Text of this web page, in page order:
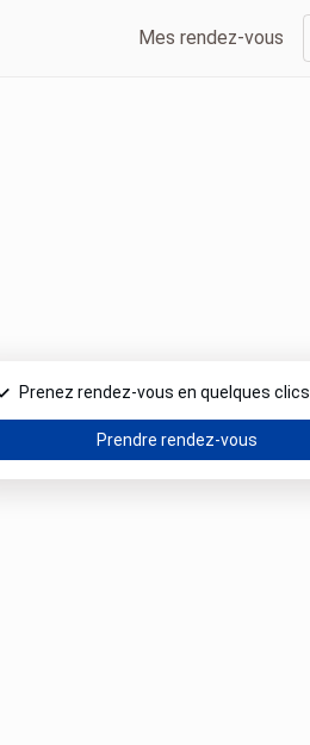
Mes rendez-vous
Prenez rendez-vous en quelques clics
Prendre rendez-vous